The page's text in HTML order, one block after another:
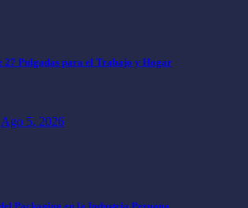
27 Pulgadas para el Trabajo y Hogar
Ago 5, 2026